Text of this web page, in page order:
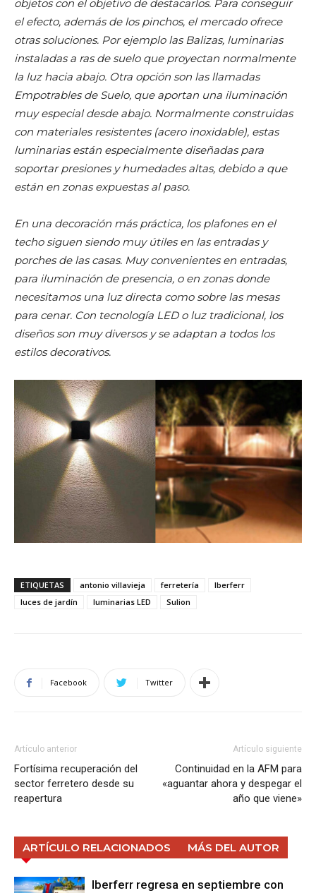
objetos con el objetivo de destacarlos. Para conseguir
el efecto, además de los pinchos, el mercado ofrece
otras soluciones. Por ejemplo las Balizas, luminarias
instaladas a ras de suelo que proyectan normalmente
la luz hacia abajo. Otra opción son las llamadas
Empotrables de Suelo, que aportan una iluminación
muy especial desde abajo. Normalmente construidas
con materiales resistentes (acero inoxidable), estas
luminarias están especialmente diseñadas para
soportar presiones y humedades altas, debido a que
están en zonas expuestas al paso.
En una decoración más práctica, los plafones en el
techo siguen siendo muy útiles en las entradas y
porches de las casas. Muy convenientes en entradas,
para iluminación de presencia, o en zonas donde
necesitamos una luz directa como sobre las mesas
para cenar. Con tecnología LED o luz tradicional, los
diseños son muy diversos y se adaptan a todos los
estilos decorativos.
ETIQUETAS antonio villavieja ferretería
Iberferr
luces de jardín
luminarias LED Sulion
Facebook Twitter
Artículo anterior
Fortísima recuperación del
sector ferretero desde su
reapertura
Artículo siguiente
Continuidad en la AFM para
«aguantar ahora y despegar el
año que viene»
ARTÍCULO RELACIONADOS MÁS DEL AUTOR
Iberferr regresa en septiembre con